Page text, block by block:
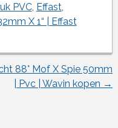
PVC, Effast,
X 1“ | Effast
88° Mof X Spie 50mm
| Pvc | Wavin kopen →